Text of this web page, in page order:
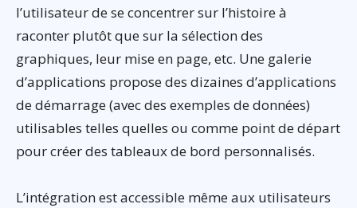
l’utilisateur de se concentrer sur l’histoire à
raconter plutôt que sur la sélection des
graphiques, leur mise en page, etc. Une galerie
d’applications propose des dizaines d’applications
de démarrage (avec des exemples de données)
utilisables telles quelles ou comme point de départ
pour créer des tableaux de bord personnalisés.
L’intégration est accessible même aux utilisateurs